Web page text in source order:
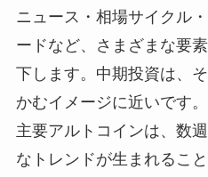
ニュース・相場サイクル
ードなど、さまざまな要
下します。中期投資は、
かむイメージに近いです
主要アルトコインは、数
なトレンドが生まれるこ